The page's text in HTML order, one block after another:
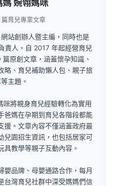
媽 婉翎媽咪
育兒專業文章
站創辦人暨主編，同時也是
責人。自 2017 年起經營育兒
原創文章，涵蓋懷孕知識、
略、育兒補助懶人包、親子旅
主題。
將親身育兒經驗轉化為實用
爸媽在孕期到育兒各階段都能
援。文章內容不僅涵蓋政府最
兒園招生資訊，也包括居家可
具教學等親子互動內容。
嬰品牌、母嬰通路合作，每月
台灣育兒社群中深受媽媽們信